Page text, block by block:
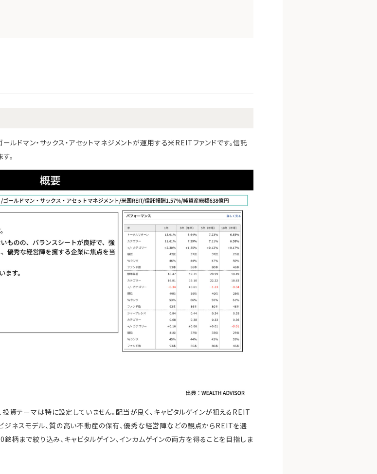
ルドマン・サックス・アセットマネジメントが運用する米REITファンドです。信託
。
投資テーマは特に設定していません。配当が良く、キャピタルゲインが狙えるREIT
ジネスモデル、質の高い不動産の保有、優秀な経営陣などの観点からREITを選
柄まで絞り込み、キャピタルゲイン、インカムゲインの両方を得ることを目指しま